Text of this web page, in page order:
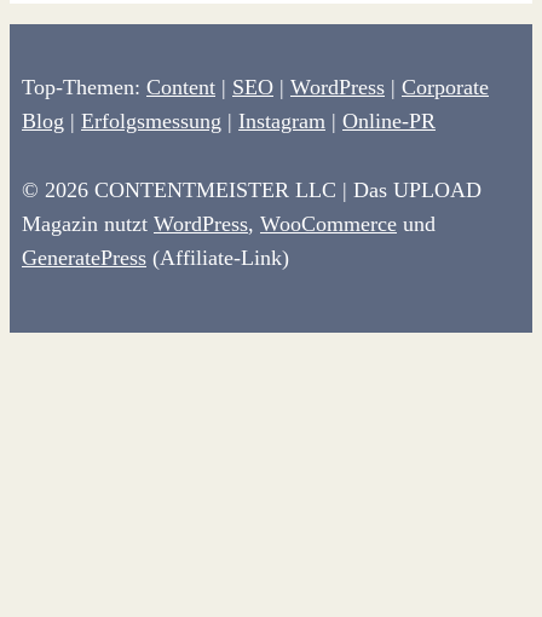
Top-Themen: Content | SEO | WordPress | Corporate
Blog | Erfolgsmessung | Instagram | Online-PR
© 2026 CONTENTMEISTER LLC | Das UPLOAD
Magazin nutzt WordPress, WooCommerce und
GeneratePress (Affiliate-Link)